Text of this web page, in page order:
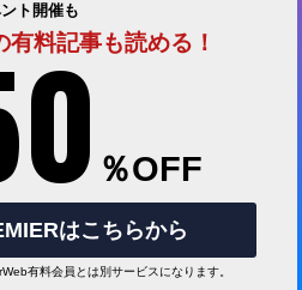
ト開催も
料記事も読める！
％OFF
はこちらから
有料会員とは別サービスになります。